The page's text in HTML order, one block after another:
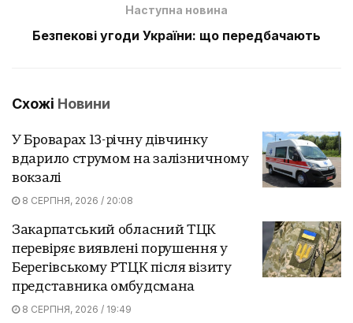
Наступна новина
Безпекові угоди України: що передбачають
Схожі Новини
У Броварах 13-річну дівчинку
вдарило струмом на залізничному
вокзалі
8 СЕРПНЯ, 2026 / 20:08
Закарпатський обласний ТЦК
перевіряє виявлені порушення у
Берегівському РТЦК після візиту
представника омбудсмана
8 СЕРПНЯ, 2026 / 19:49